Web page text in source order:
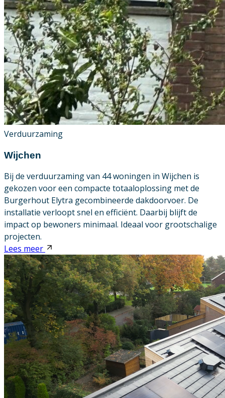
Verduurzaming
Wijchen
Bij de verduurzaming van 44 woningen in Wijchen is
gekozen voor een compacte totaaloplossing met de
Burgerhout Elytra gecombineerde dakdoorvoer. De
installatie verloopt snel en efficiënt. Daarbij blijft de
impact op bewoners minimaal. Ideaal voor grootschalige
projecten.
Lees meer